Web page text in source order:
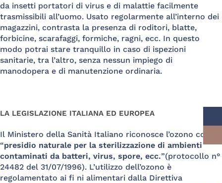
da insetti portatori di virus e di malattie facilmente
trasmissibili all’uomo. Usato regolarmente all’interno dei
magazzini, contrasta la presenza di roditori, blatte,
forbicine, scarafaggi, formiche, ragni, ecc. In questo
modo potrai stare tranquillo in caso di ispezioni
sanitarie, tra l’altro, senza nessun impiego di
manodopera e di manutenzione ordinaria.
LA LEGISLAZIONE ITALIANA ED EUROPEA
Il Ministero della Sanità Italiano riconosce l’ozono come
“presidio naturale per la sterilizzazione di ambienti
contaminati da batteri, virus, spore, ecc.”(protocollo n°
24482 del 31/07/1996). L’utilizzo dell’ozono è
regolamentato ai fi ni alimentari dalla Direttiva